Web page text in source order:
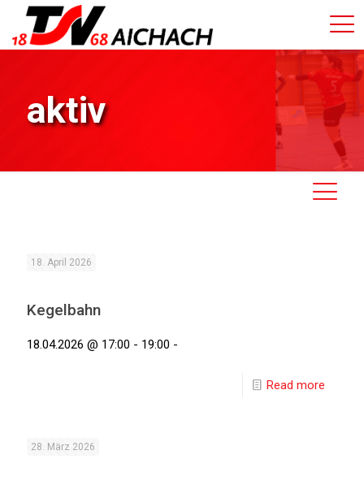
aktiv
18. April 2026
Kegelbahn
18.04.2026 @ 17:00 - 19:00 -
Read more
28. März 2026